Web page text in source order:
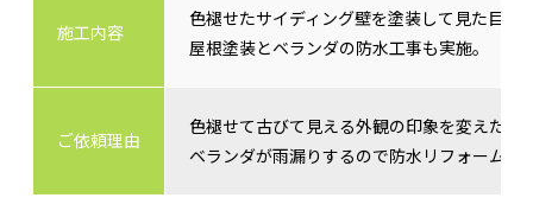
施工内容
色褪せたサイディング壁を塗装して見た目を
屋根塗装とベランダの防水工事も実施。
ご依頼理由
色褪せて古びて見える外観の印象を変えたい
ベランダが雨漏りするので防水リフォームを